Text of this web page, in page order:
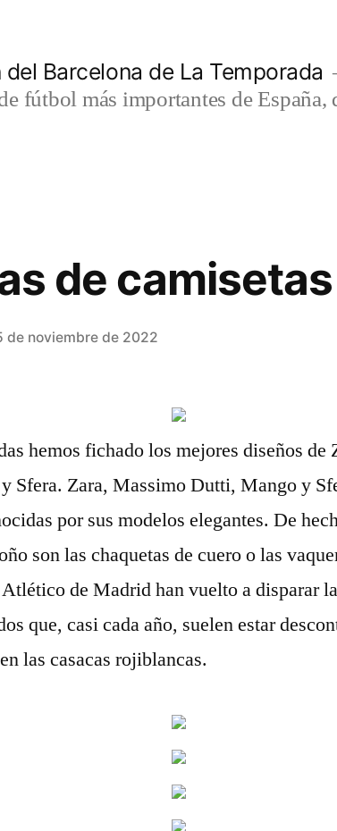
del Barcelona de La Temporada
fútbol más importantes de
de
de noviembre de 2022
hemos fichado los mejores diseños de
Sfera. Zara, Massimo Dutti, Mango y
por sus modelos elegantes. De
son las chaquetas de cuero o las
de Madrid han vuelto a disparar
que, casi cada año, suelen estar
las casacas rojiblancas.